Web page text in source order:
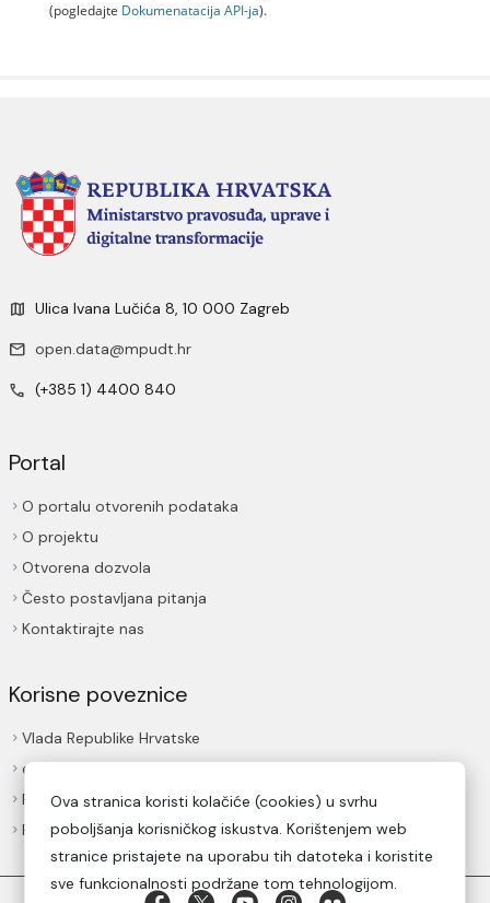
(pogledajte Dokumenаtаcijа API-jа).